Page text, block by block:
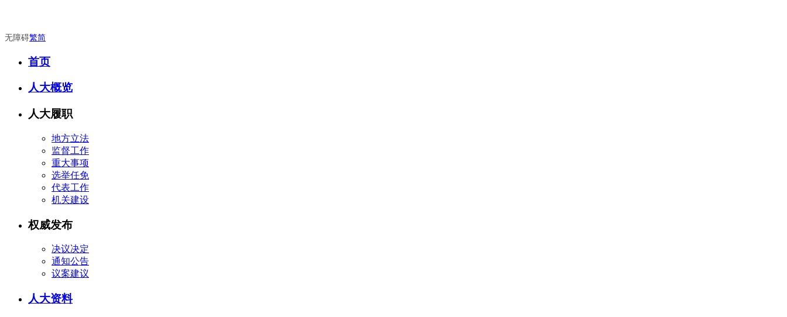
无障碍繁简
首页
人大概览
人大履职
地方立法
监督工作
重大事项
选举任免
代表工作
机关建设
权威发布
决议决定
通知公告
议案建议
人大资料